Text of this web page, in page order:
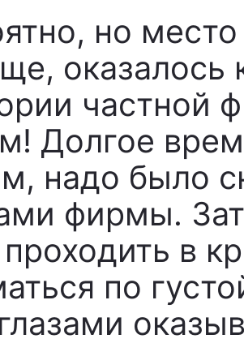
но
оказалось
частной
Долгое
надо было
фирмы.
в
по